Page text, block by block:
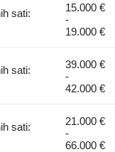
sati:
15.000 €
-
19.000 €
sati:
39.000 €
-
42.000 €
sati:
21.000 €
-
66.000 €